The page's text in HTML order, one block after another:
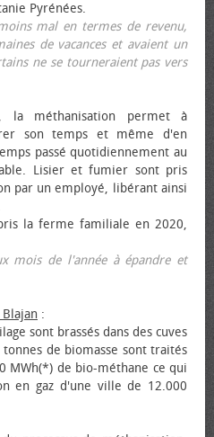
Pyrénées.
mal en termes de revenu,
de vacances et avaient un
ne se tourneraient pas vers
la méthanisation permet à
son temps et même d'en
passé quotidiennement au
Lisier et fumier sont pris
par un employé, libérant ainsi
la ferme familiale en 2020,
mois de l'année à épandre et
:
sont brassés dans des cuves
de biomasse sont traités
MWh(*) de bio-méthane ce qui
en gaz d'une ville de 12.000